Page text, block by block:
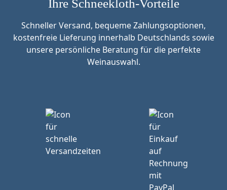
Ihre Schneekloth-Vorteile
Schneller Versand, bequeme Zahlungsoptionen,
kostenfreie Lieferung innerhalb Deutschlands sowie
unsere persönliche Beratung für die perfekte
Weinauswahl.